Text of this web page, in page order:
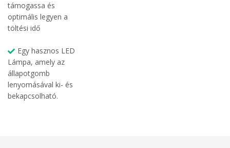
támogassa és
optimális legyen a
töltési idő
Egy hasznos LED
Lámpa, amely az
állapotgomb
lenyomásával ki- és
bekapcsolható.